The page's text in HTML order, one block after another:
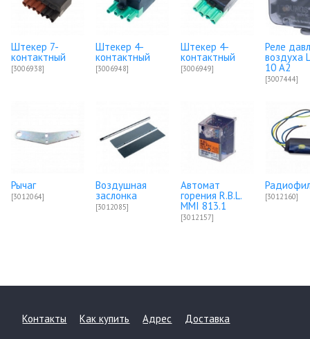
Штекер 7-
контактный
[3006938]
Штекер 4-
контактный
[3006948]
Штекер 4-
контактный
[3006949]
Реле
воздуха
10 A2
[3007444]
Рычаг
[3012064]
Воздушная
заслонка
[3012085]
Автомат
горения R.B.L.
MMI 813.1
[3012157]
[3012160]
Контакты Как купить Адрес Доставка